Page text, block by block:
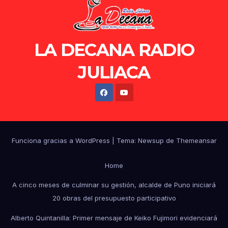
LA DECANA RADIO
JULIACA
Funciona gracias a WordPress Tema: Newsup de Themeansar
Home
A cinco meses de culminar su gestión, alcalde de Puno iniciará
20 obras del presupuesto participativo
Alberto Quintanilla: Primer mensaje de Keiko Fujimori evidenciará